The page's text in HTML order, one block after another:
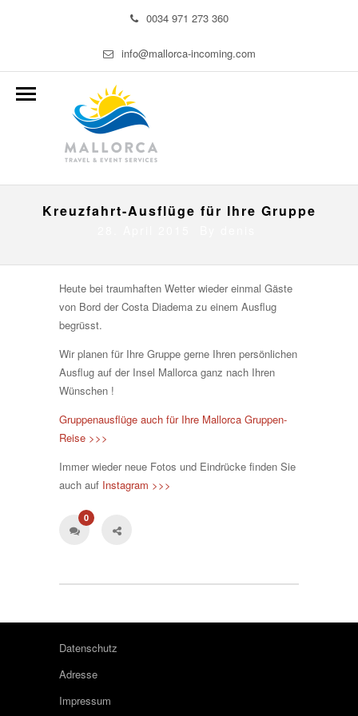
0034 971 273 360
info@mallorca-incoming.com
Kreuzfahrt-Ausflüge für Ihre Gruppe
Heute bei traumhaften Wetter wieder einmal Gäste
von Bord der Costa Diadema zu einem Ausflug
begrüsst.
Wir planen für Ihre Gruppe gerne Ihren persönlichen
Ausflug auf der Insel Mallorca ganz nach Ihren
Wünschen !
Gruppenausflüge auch für Ihre Mallorca Gruppen-
Reise >>>
Immer wieder neue Fotos und Eindrücke finden Sie
auch auf Instagram >>>
0
Datenschutz
Adresse
Impressum